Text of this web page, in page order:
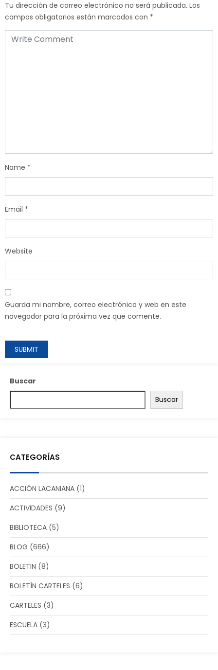
Tu dirección de correo electrónico no será publicada. Los
campos obligatorios están marcados con *
Name *
Email *
Website
Guarda mi nombre, correo electrónico y web en este
navegador para la próxima vez que comente.
Buscar
Buscar
CATEGORÍAS
ACCIÓN LACANIANA (1)
ACTIVIDADES (9)
BIBLIOTECA (5)
BLOG (666)
BOLETIN (8)
BOLETÍN CARTELES (6)
CARTELES (3)
ESCUELA (3)